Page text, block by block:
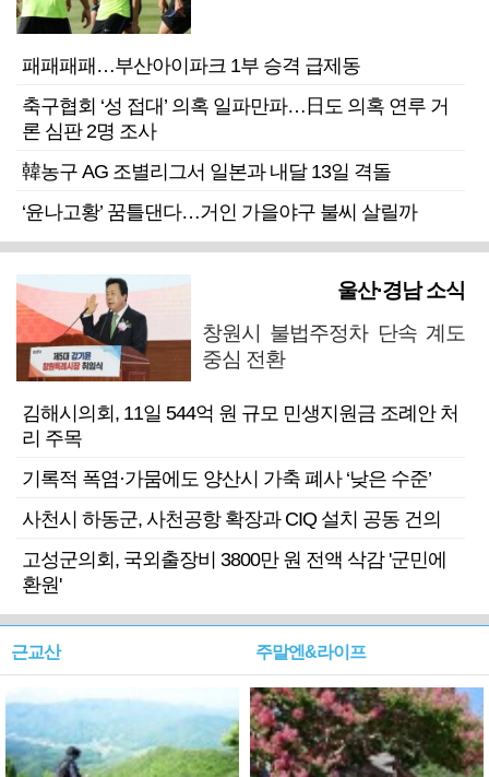
패패패패…부산아이파크 1부 승격 급제동
축구협회 ‘성 접대’ 의혹 일파만파…日도 의혹 연루 거
론 심판 2명 조사
韓농구 AG 조별리그서 일본과 내달 13일 격돌
‘윤나고황’ 꿈틀댄다…거인 가을야구 불씨 살릴까
울산·경남 소식
창원시 불법주정차 단속 계도
중심 전환
김해시의회, 11일 544억 원 규모 민생지원금 조례안 처
리 주목
기록적 폭염·가뭄에도 양산시 가축 폐사 ‘낮은 수준’
사천시 하동군, 사천공항 확장과 CIQ 설치 공동 건의
고성군의회, 국외출장비 3800만 원 전액 삭감 '군민에
환원'
근교산 주말엔&라이프